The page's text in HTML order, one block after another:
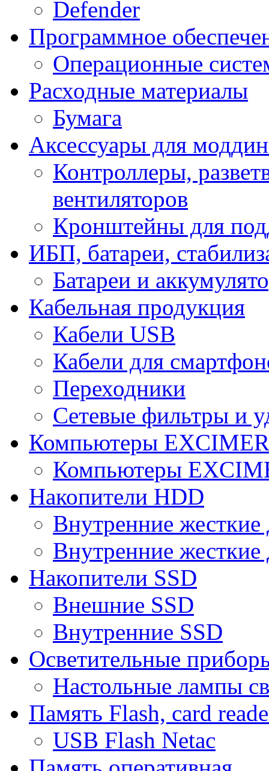
Defender
Программное
Операционные
Расходные материалы
Бумага
Аксессуары для
Контроллеры,
вентиляторов
Кронштейны для
ИБП, батареи,
Батареи и
Кабельная продукция
Кабели USB
Кабели для
Переходники
Сетевые фильтры и
Компьютеры
Компьютеры
Накопители HDD
Внутренние
Внутренние
Накопители SSD
Внешние SSD
Внутренние SSD
Осветительные
Настольные лампы
Память Flash, card
USB Flash Netac